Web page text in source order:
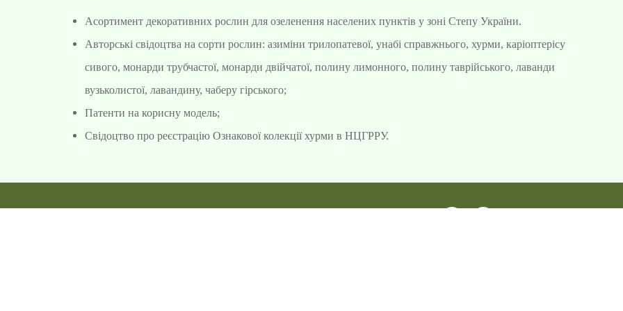
Асортимент декоративних рослин для озеленення населених пунктів у зоні Степу України.
Авторські свідоцтва на сорти рослин: азиміни трилопатевої, унабі справжнього, хурми, каріоптерісу
сивого, монарди трубчаcтої, монарди двійчатої, полину лимонного, полину таврійського, лаванди
вузьколистої, лавандину, чаберу гірського;
Патенти на корисну модель;
Свідоцтво про реєстрацію Ознакової колекції хурми в НЦГРРУ.